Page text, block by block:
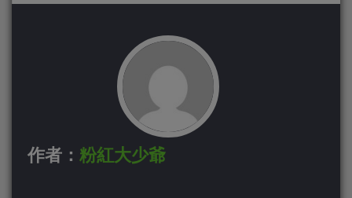
作者： 粉紅大少爺